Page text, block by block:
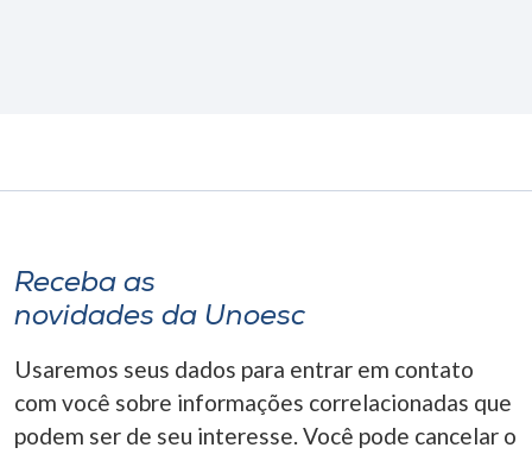
Receba as
novidades da Unoesc
Usaremos seus dados para entrar em contato
com você sobre informações correlacionadas que
podem ser de seu interesse. Você pode cancelar o